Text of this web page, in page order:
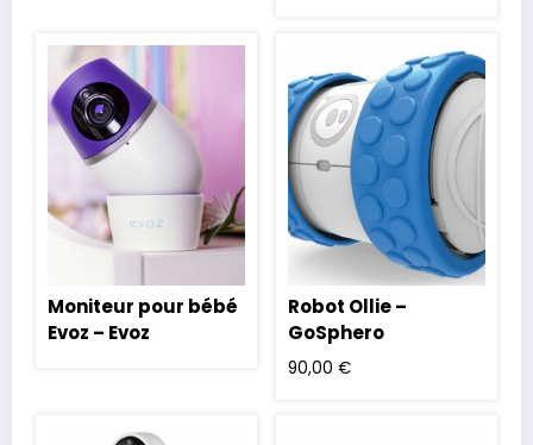
Moniteur pour bébé
Evoz – Evoz
Robot Ollie –
GoSphero
90,00 €